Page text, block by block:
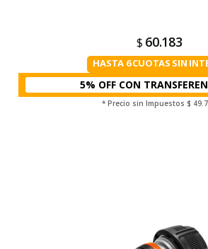
$ 60.183
HASTA 6 CUOTAS SIN
5% OFF CON
* Precio sin Impuestos $